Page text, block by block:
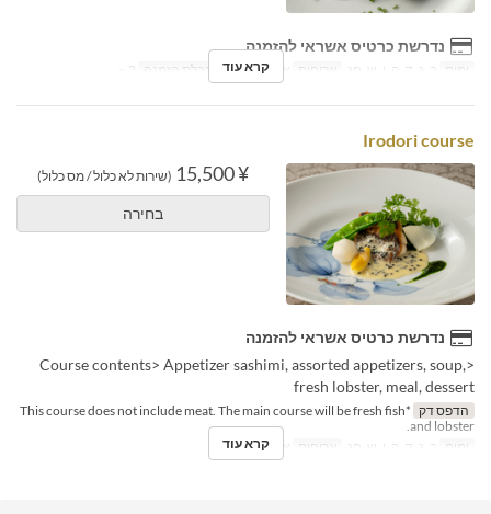
נדרשת כרטיס אשראי להזמנה
ימים ב, ג, ד, ה, ו, ש, חג ארוחות ארוחת ערב מגבלת הזמנה קרא עוד
Irodori course
¥ 15,500 (שירות לא כלול / מס כלול)
בחירה
נדרשת כרטיס אשראי להזמנה
<Course contents> Appetizer sashimi, assorted appetizers, soup,
fresh lobster, meal, dessert
הדפס דק
*This course does not include meat. The main course will be fresh fish
and lobster.
ימים
ב, ג, ד, ה, ו, ש, חג ארוחות ארוחת ערב
קרא עוד